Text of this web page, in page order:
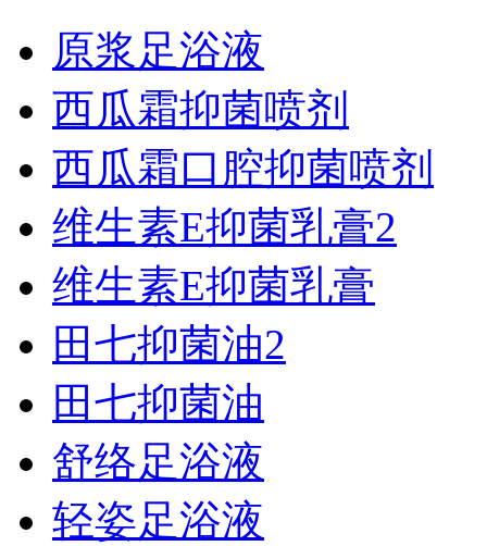
原浆足浴液
西瓜霜抑菌喷剂
西瓜霜口腔抑菌喷剂
维生素E抑菌乳膏2
维生素E抑菌乳膏
田七抑菌油2
田七抑菌油
舒络足浴液
轻姿足浴液